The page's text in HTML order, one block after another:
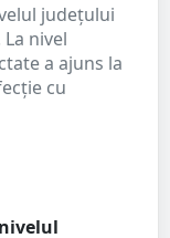
județului
nivel
a ajuns la
cu